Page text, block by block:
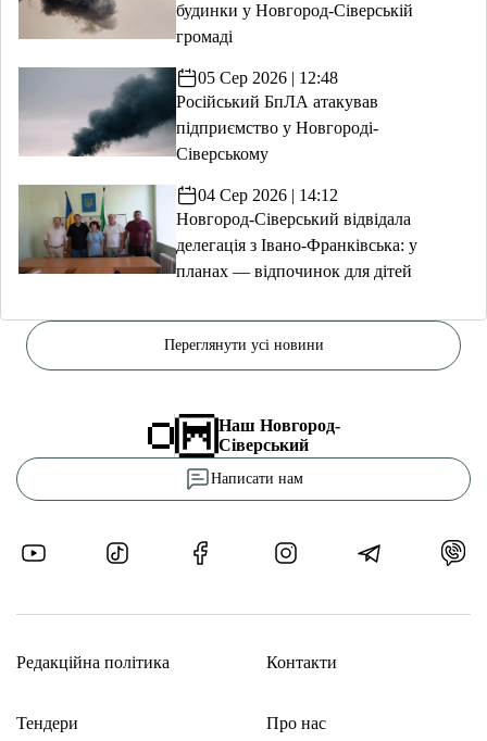
будинки у Новгород-Сіверській
громаді
05 Сер 2026 | 12:48
Російський БпЛА атакував
підприємство у Новгороді-
Сіверському
04 Сер 2026 | 14:12
Новгород-Сіверський відвідала
делегація з Івано-Франківська: у
планах — відпочинок для дітей
Переглянути усі новини
Наш Новгород-
Сіверський
Написати нам
Редакційна політика
Тендери
Контакти
Про нас